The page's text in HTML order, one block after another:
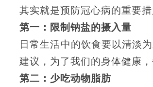
其实就是预防冠心病的重要措
第一：限制钠盐的摄入量
日常生活中的饮食要以清淡
建议，为了我们的身体健康
第二：少吃动物脂肪